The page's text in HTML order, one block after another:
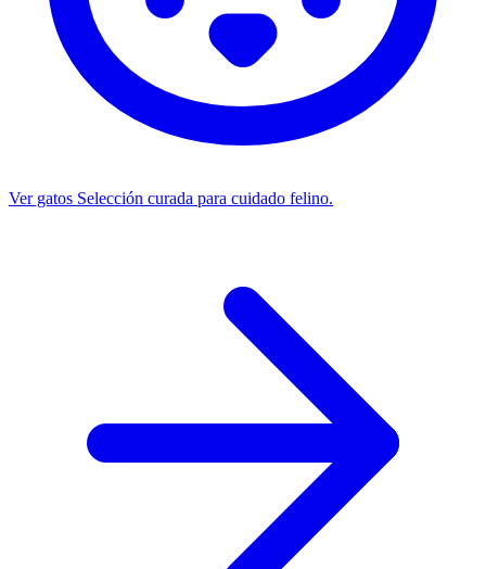
Ver gatos Selección curada para cuidado felino.